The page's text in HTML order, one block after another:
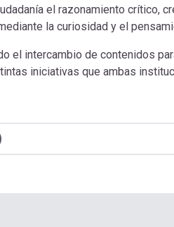
el razonamiento crítico,
la curiosidad y el
el intercambio de contenidos
iniciativas que ambas